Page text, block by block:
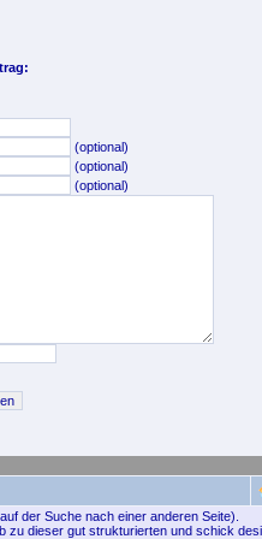
(optional)
(optional)
(optional)
der Suche nach einer anderen Seite).
zu dieser gut strukturierten und schick